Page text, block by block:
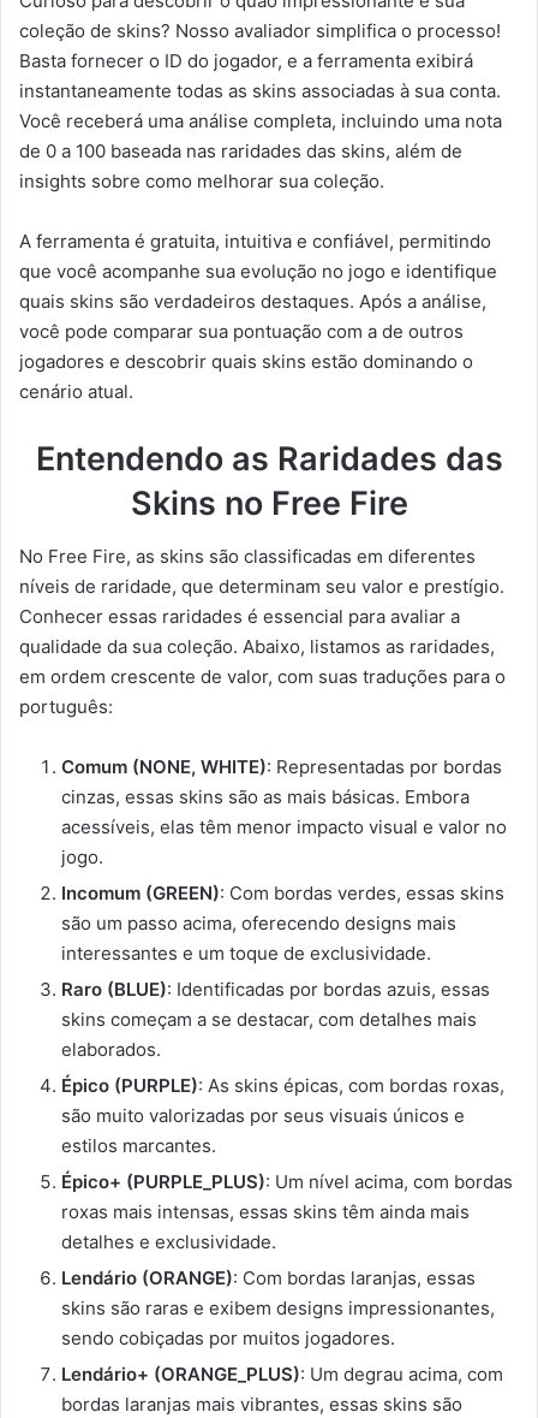
coleção de skins? Nosso avaliador simplifica o processo!
Basta fornecer o ID do jogador, e a ferramenta exibirá
instantaneamente todas as skins associadas à sua conta.
Você receberá uma análise completa, incluindo uma nota
de 0 a 100 baseada nas raridades das skins, além de
insights sobre como melhorar sua coleção.
A ferramenta é gratuita, intuitiva e confiável, permitindo
que você acompanhe sua evolução no jogo e identifique
quais skins são verdadeiros destaques. Após a análise,
você pode comparar sua pontuação com a de outros
jogadores e descobrir quais skins estão dominando o
cenário atual.
Entendendo as Raridades das
Skins no Free Fire
No Free Fire, as skins são classificadas em diferentes
níveis de raridade, que determinam seu valor e prestígio.
Conhecer essas raridades é essencial para avaliar a
qualidade da sua coleção. Abaixo, listamos as raridades,
em ordem crescente de valor, com suas traduções para o
português:
Comum (NONE, WHITE): Representadas por bordas
cinzas, essas skins são as mais básicas. Embora
acessíveis, elas têm menor impacto visual e valor no
jogo.
Incomum (GREEN): Com bordas verdes, essas skins
são um passo acima, oferecendo designs mais
interessantes e um toque de exclusividade.
Raro (BLUE): Identificadas por bordas azuis, essas
skins começam a se destacar, com detalhes mais
elaborados.
Épico (PURPLE): As skins épicas, com bordas roxas,
são muito valorizadas por seus visuais únicos e
estilos marcantes.
Épico+ (PURPLE_PLUS): Um nível acima, com bordas
roxas mais intensas, essas skins têm ainda mais
detalhes e exclusividade.
Lendário (ORANGE): Com bordas laranjas, essas
skins são raras e exibem designs impressionantes,
sendo cobiçadas por muitos jogadores.
Lendário+ (ORANGE_PLUS): Um degrau acima, com
bordas laranjas mais vibrantes, essas skins são